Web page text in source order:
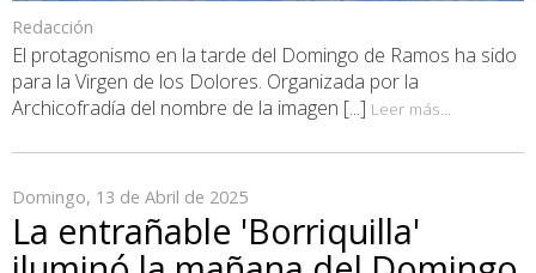
Redacción
El protagonismo en la tarde del Domingo de Ramos ha sido
para la Virgen de los Dolores. Organizada por la
Archicofradía del nombre de la imagen [...] Leer más...
Domingo, 13 de Abril de 2025
La entrañable 'Borriquilla'